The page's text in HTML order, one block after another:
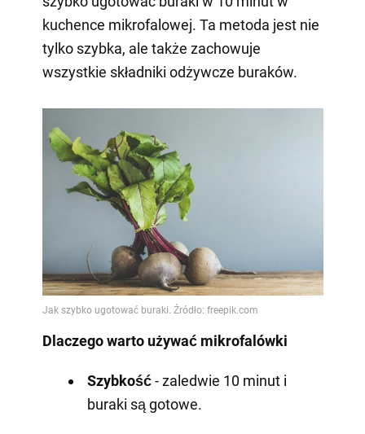
kuchence mikrofalowej. Ta metoda jest nie
tylko szybka, ale także zachowuje
wszystkie składniki odżywcze buraków.
Dlaczego warto używać mikrofalówki
Szybkość- zaledwie 10 minut i
buraki są gotowe.